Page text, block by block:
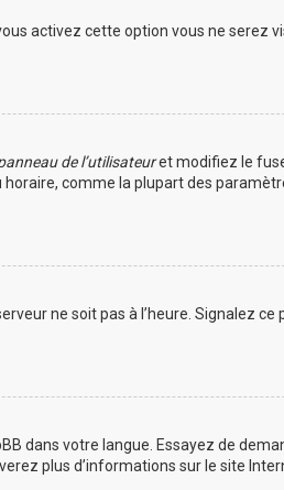
activez cette option vous ne serez
de l’utilisateuret modifiez le
comme la plupart des
ne soit pas à l’heure. Signalez ce
dans votre langue. Essayez de
plus d’informations sur le site